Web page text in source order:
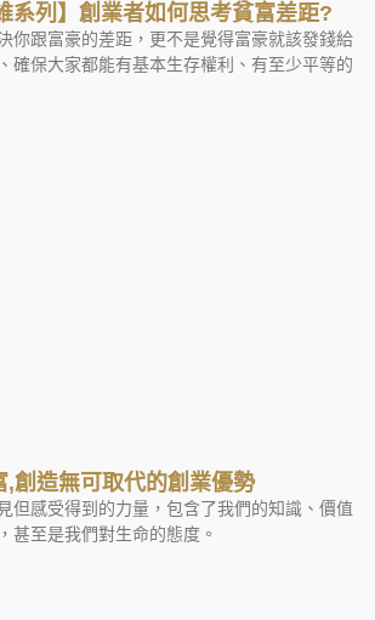
系列】創業者如何思考貧富差距?
你跟富豪的差距，更不是覺得富豪就該發錢給
確保大家都能有基本生存權利、有至少平等的
,創造無可取代的創業優勢
但感受得到的力量，包含了我們的知識、價值
甚至是我們對生命的態度。